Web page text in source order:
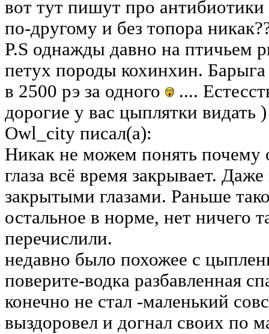
вот тут пишут про антибиотики
по-другому и без топора
P.S однажды давно на птичьем
петух породы кохинхин.
в 2500 рэ за одного
....
дорогие у вас цыплятки видать )
Owl_city писал(а):
Никак не можем понять почему
глаза всё время закрывает.
закрытыми глазами. Раньше
остальное в норме, нет ничего
перечислили.
недавно было похожее с
поверите-водка разбавленная
конечно не стал -маленький
выздоровел и догнал своих по